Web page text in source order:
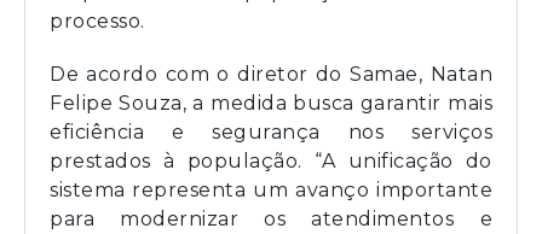
processo.
De acordo com o diretor do Samae, Natan
Felipe Souza, a medida busca garantir mais
eficiência e segurança nos serviços
prestados à população. “A unificação do
sistema representa um avanço importante
para modernizar os atendimentos e